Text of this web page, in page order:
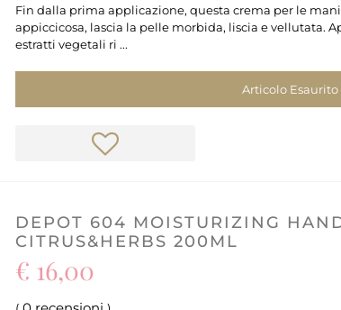
Fin dalla prima applicazione, questa crema per le
appiccicosa, lascia la pelle morbida, liscia e vellutata.
estratti vegetali ri ...
Articolo Esaurito
DEPOT 604 MOISTURIZING
CITRUS&HERBS 200ML
€ 16,00